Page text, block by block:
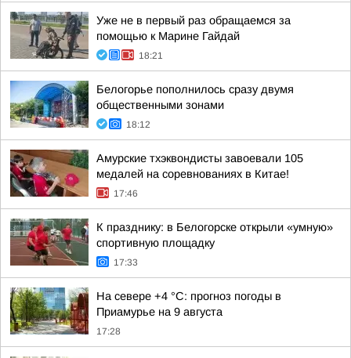
Уже не в первый раз обращаемся за
помощью к Марине Гайдай
18:21
Белогорье пополнилось сразу двумя
общественными зонами
18:12
Амурские тхэквондисты завоевали 105
медалей на соревнованиях в Китае!
17:46
К празднику: в Белогорске открыли «умную»
спортивную площадку
17:33
На севере +4 °С: прогноз погоды в
Приамурье на 9 августа
17:28